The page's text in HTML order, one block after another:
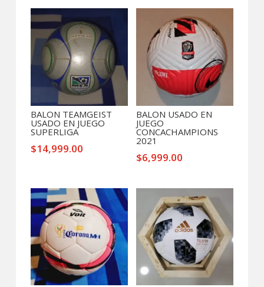
BALON TEAMGEIST
USADO EN JUEGO
SUPERLIGA
$14,999.00
BALON USADO EN
JUEGO
CONCACHAMPIONS
2021
$6,999.00